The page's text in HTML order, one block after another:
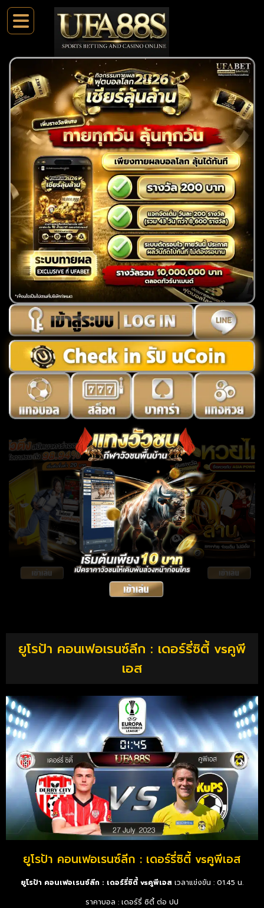
ยูโรป้า คอนเฟอเรนซ์ลีก : เดอร์รี่ซิตี้ vsคูพี
เอส
ยูโรป้า คอนเฟอเรนซ์ลีก : เดอร์รี่ซิตี้ vsคูพีเอส
ยูโรป้า คอนเฟอเรนซ์ลีก : เดอร์รี่ซิตี้ vsคูพีเอส เวลาแข่งขัน : 01.45 น.
ราคาบอล : เดอร์รี่ ซิตี้ ต่อ ปป